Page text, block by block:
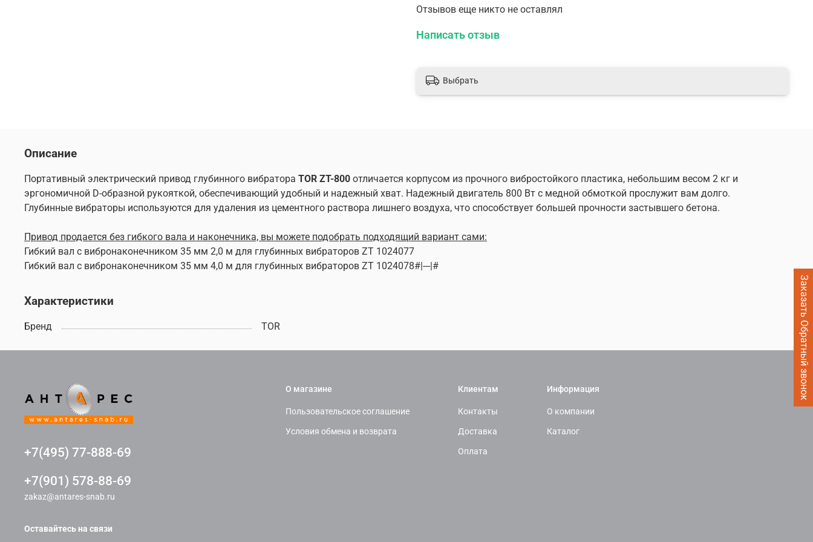
Заказать Обратный звонок
ZТ 1024078#|---|#
Отзывов еще никто не оставлял
Написать отзыв
Выбрать
Описание
Портативный электрический привод глубинного вибратора TOR ZT-800 отличается корпусом из прочного вибростойкого пластика, небольшим весом 2 кг и
эргономичной D-образной рукояткой, обеспечивающий удобный и надежный хват. Надежный двигатель 800 Вт с медной обмоткой прослужит вам долго.
Глубинные вибраторы используются для удаления из цементного раствора лишнего воздуха, что способствует большей прочности застывшего бетона.
Привод продается без гибкого вала и наконечника, вы можете подобрать подходящий вариант сами:
Гибкий вал с вибронаконечником 35 мм 2,0 м для глубинных вибраторов ZТ 1024077
Гибкий вал с вибронаконечником 35 мм 4,0 м для глубинных вибраторов ZТ 1024078#|---|#
Характеристики
Бренд TOR
О магазине
Пользовательское соглашение
Условия обмена и возврата
Клиентам
Контакты
Доставка
Оплата
Информация
О компании
Каталог
+7(495) 77-888-69
+7(901) 578-88-69
zakaz@antares-snab.ru
Оставайтесь на связи